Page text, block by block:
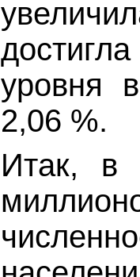
уровня
2,06 %.
Итак, в